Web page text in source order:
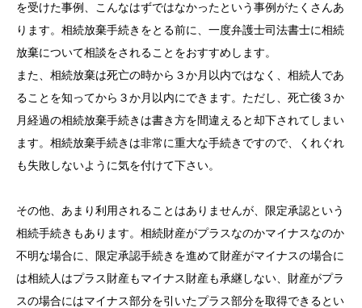
を受けた事例、こんなはずではなかったという事例がたくさんあ
ります。相続放棄手続きをとる前に、一度弁護士司法書士に相続
放棄について相談をされることをおすすめします。
また、相続放棄は死亡の時から３か月以内ではなく、相続人であ
ることを知ってから３か月以内にできます。ただし、死亡後３か
月経過の相続放棄手続きは書き方を間違えると却下されてしまい
ます。相続放棄手続きは非常に重大な手続きですので、くれぐれ
も失敗しないように気を付けて下さい。
その他、あまり利用されることはありませんが、限定承認という
相続手続きもあります。相続財産がプラスなのかマイナスなのか
不明な場合に、限定承認手続きを進めて財産がマイナスの場合に
は相続人はプラス財産もマイナス財産も承継しない、財産がプラ
スの場合にはマイナス部分を引いたプラス部分を取得できるとい